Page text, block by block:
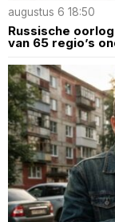
augustus 6 18:50
Russische
van 65 regio’s